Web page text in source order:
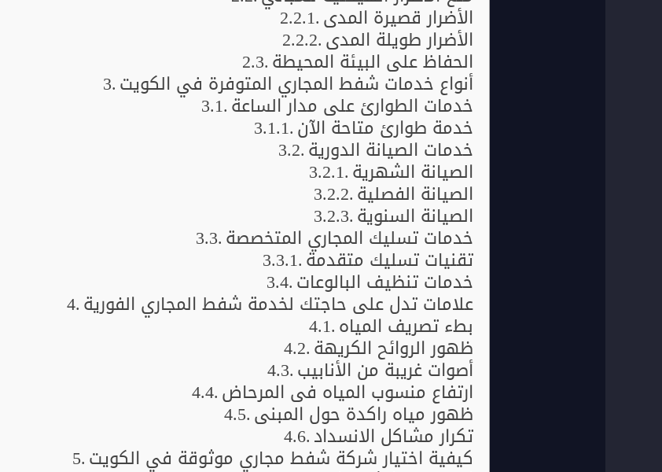
الأضرار قصيرة المدى
الأضرار طويلة المدى
الحفاظ على البيئة المحيطة
أنواع خدمات شفط المجاري المتوفرة في الكويت
خدمات الطوارئ على مدار الساعة
خدمة طوارئ متاحة الآن
خدمات الصيانة الدورية
الصيانة الشهرية
الصيانة الفصلية
الصيانة السنوية
خدمات تسليك المجاري المتخصصة
تقنيات تسليك متقدمة
خدمات تنظيف البالوعات
علامات تدل على حاجتك لخدمة شفط المجاري الفورية
بطء تصريف المياه
ظهور الروائح الكريهة
أصوات غريبة من الأنابيب
ارتفاع منسوب المياه في المرحاض
ظهور مياه راكدة حول المبنى
تكرار مشاكل الانسداد
كيفية اختيار شركة شفط مجاري موثوقة في الكويت